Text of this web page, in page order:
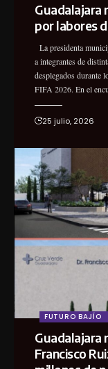
Guadalajara
por labores
La presidenta
a integrantes de
desplegados durante
FIFA 2026. En el
25 julio, 2026
FUTURO BAJÍO
Guadalajara
Francisco